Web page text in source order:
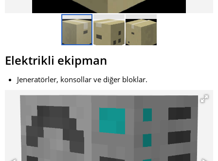
Elektrikli ekipman
Jeneratörler, konsollar ve diğer bloklar.